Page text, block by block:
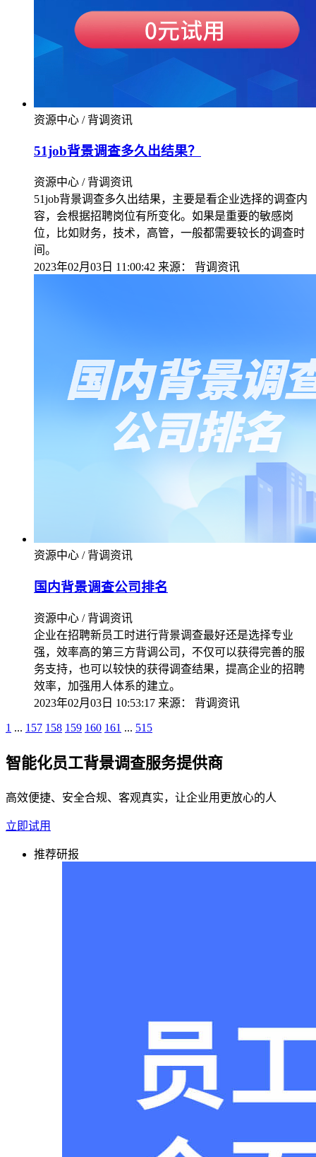
资源中心 / 背调资讯
51job背景调查多久出结果？
资源中心 / 背调资讯
51job背景调查多久出结果，主要是看企业选择的调查内
容，会根据招聘岗位有所变化。如果是重要的敏感岗
位，比如财务，技术，高管，一般都需要较长的调查时
间。
2023年02月03日 11:00:42 来源： 背调资讯
资源中心 / 背调资讯
国内背景调查公司排名
资源中心 / 背调资讯
企业在招聘新员工时进行背景调查最好还是选择专业
强，效率高的第三方背调公司，不仅可以获得完善的服
务支持，也可以较快的获得调查结果，提高企业的招聘
效率，加强用人体系的建立。
2023年02月03日 10:53:17 来源： 背调资讯
1 ... 157 158 159 160 161 ... 515
智能化员工背景调查服务提供商
高效便捷、安全合规、客观真实，让企业用更放心的人
立即试用
推荐研报